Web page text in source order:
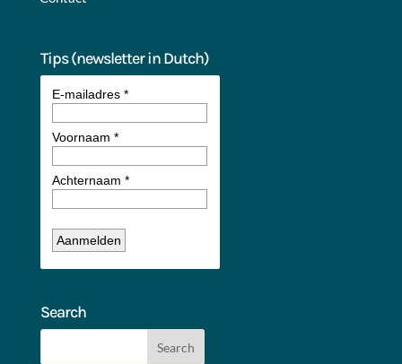
Tips (newsletter in Dutch)
Search